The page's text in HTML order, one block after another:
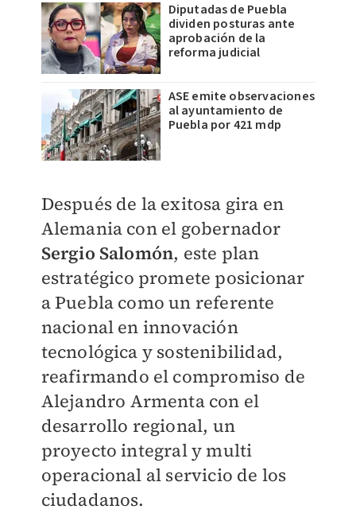
Diputadas de Puebla
dividen posturas ante
aprobación de la
reforma judicial
ASE emite observaciones
al ayuntamiento de
Puebla por 421 mdp
Después de la exitosa gira en
Alemania con el gobernador
Sergio Salomón, este plan
estratégico promete posicionar
a Puebla como un referente
nacional en innovación
tecnológica y sostenibilidad,
reafirmando el compromiso de
Alejandro Armenta con el
desarrollo regional, un
proyecto integral y multi
operacional al servicio de los
ciudadanos.